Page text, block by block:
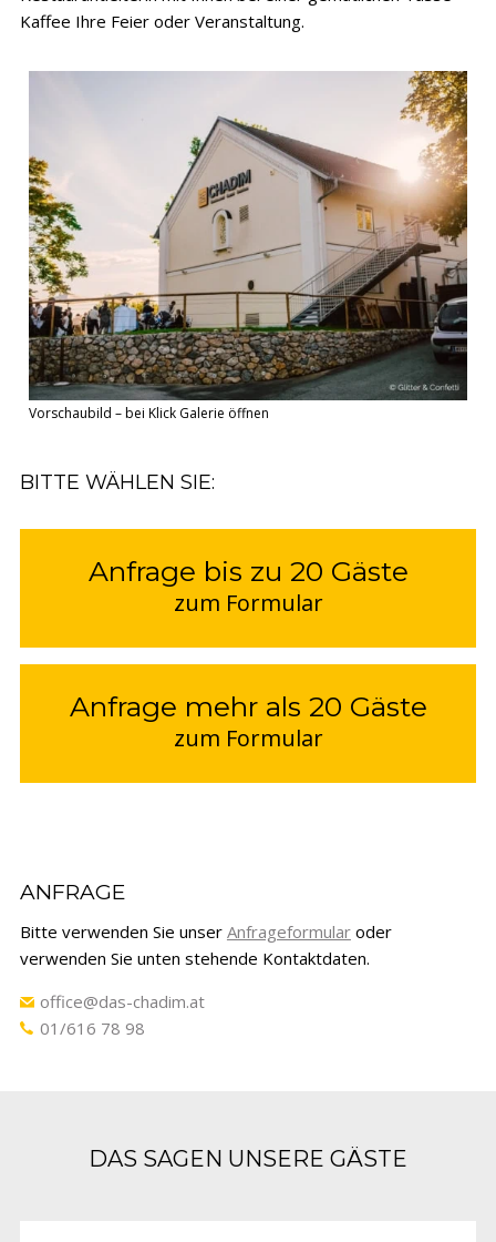
ANFRAGE
Bitte verwenden Sie unser Anfrageformularoder
verwenden Sie unten stehende Kontaktdaten.
office@das-chadim.at
01/616 78 98
Kaffee Ihre Feier oder Veranstaltung.
Vorschaubild – bei Klick Galerie öffnen
BITTE WÄHLEN SIE:
Anfrage bis zu 20 Gäste
zum Formular
Anfrage mehr als 20 Gäste
zum Formular
DAS SAGEN UNSERE GÄSTE